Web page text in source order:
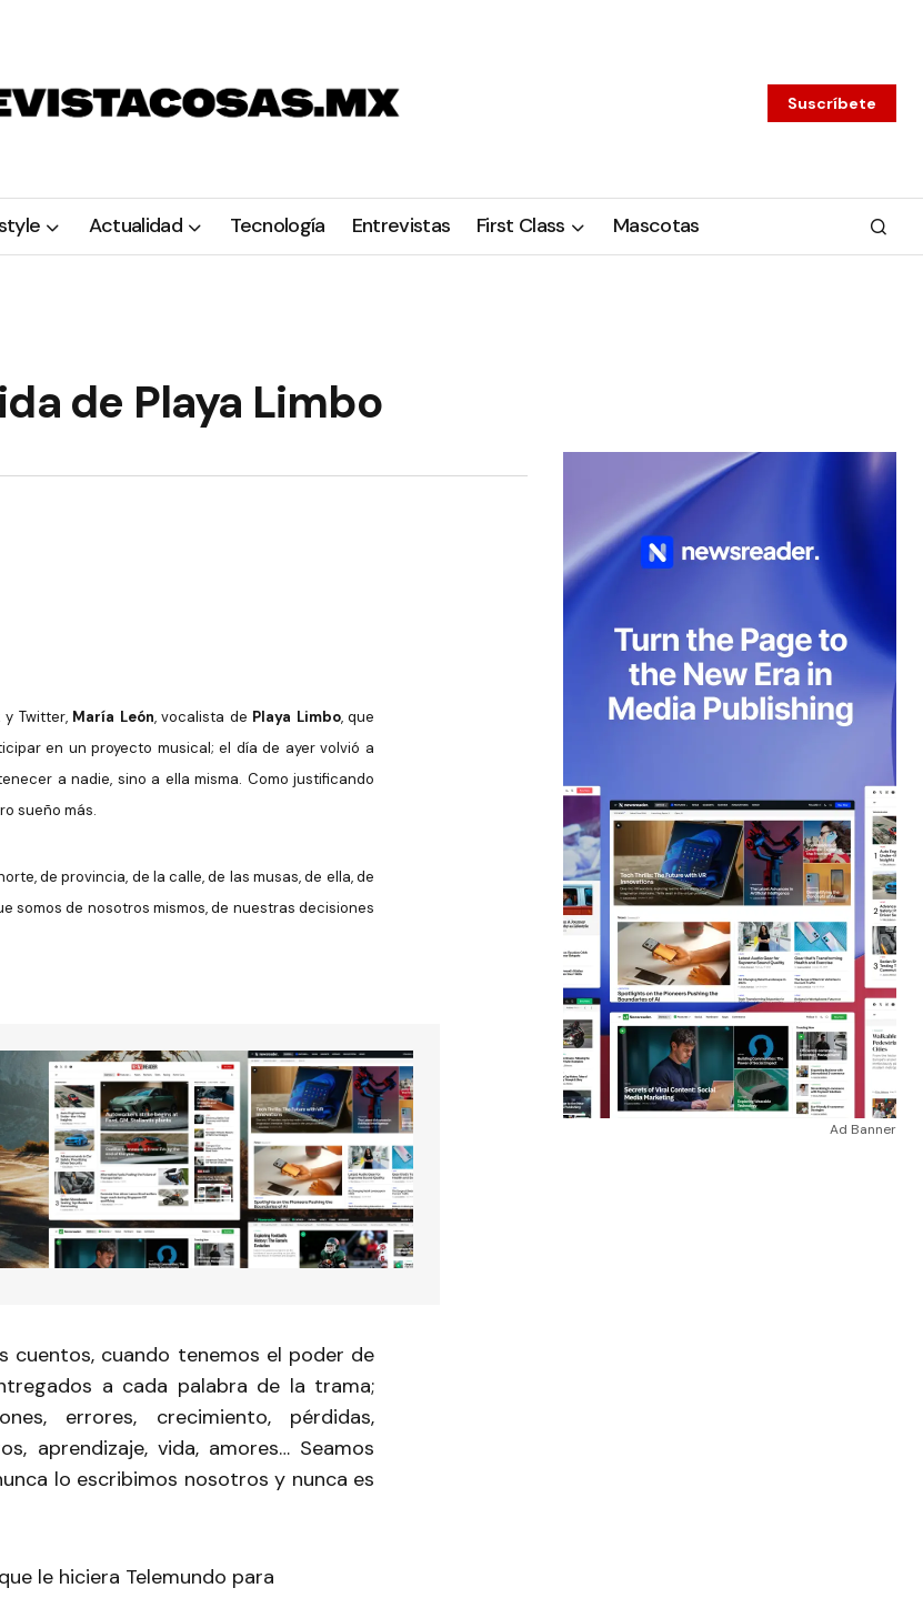
Suscríbete
Actualidad Tecnología Entrevistas First Class Mascotas
de Playa Limbo
Twitter, María León, vocalista de Playa Limbo, que
en un proyecto musical; el día de ayer volvió a
a nadie, sino a ella misma. Como justificando
sueño más.
de provincia, de la calle, de las musas, de ella, de
somos de nosotros mismos, de nuestras decisiones
cuentos, cuando tenemos el poder de
a cada palabra de la trama;
errores, crecimiento, pérdidas,
aprendizaje, vida, amores… Seamos
lo escribimos nosotros y nunca es
le hiciera Telemundo para
Ad Banner